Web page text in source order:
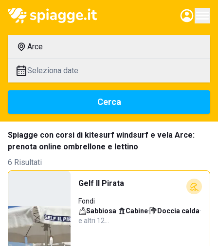
Arce
Seleziona date
Cerca
Spiagge con corsi di kitesurf windsurf e vela Arce:
prenota online ombrellone e lettino
6 Risultati
Gelf Il Pirata
Fondi
Sabbiosa· Cabine· Doccia calda·
e altri 12…